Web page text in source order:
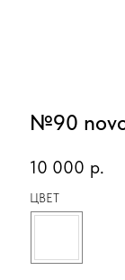
№90
10 000 р.
ЦВЕТ